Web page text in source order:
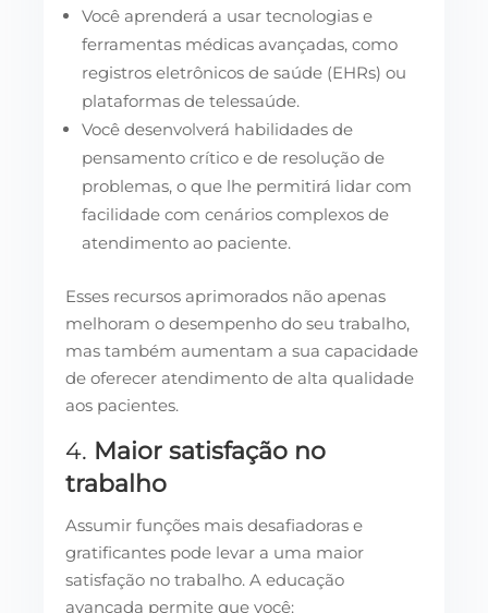
Você aprenderá a usar tecnologias e
ferramentas médicas avançadas, como
registros eletrônicos de saúde (EHRs) ou
plataformas de telessaúde.
Você desenvolverá habilidades de
pensamento crítico e de resolução de
problemas, o que lhe permitirá lidar com
facilidade com cenários complexos de
atendimento ao paciente.
Esses recursos aprimorados não apenas
melhoram o desempenho do seu trabalho,
mas também aumentam a sua capacidade
de oferecer atendimento de alta qualidade
aos pacientes.
4. Maior satisfação no
trabalho
Assumir funções mais desafiadoras e
gratificantes pode levar a uma maior
satisfação no trabalho. A educação
avançada permite que você: